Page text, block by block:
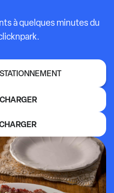
à quelques minutes du